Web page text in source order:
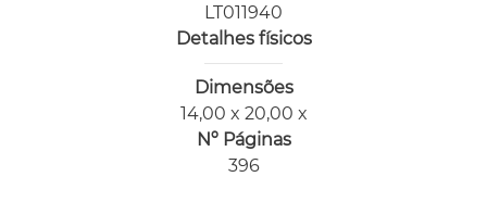
LT011940
Detalhes físicos
Dimensões
14,00 x 20,00 x
Nº Páginas
396